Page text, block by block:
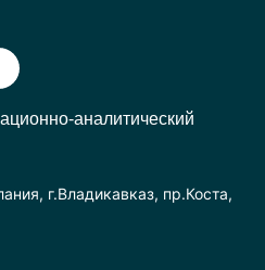
аналитический
г.Владикавказ, пр.Коста,